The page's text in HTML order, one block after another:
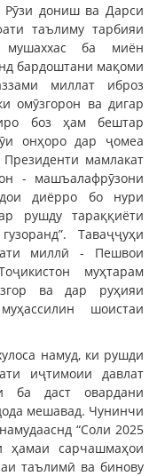
дониш ва Дарси
таълиму тарбияи
мушаххас ба миён
бардоштани мақоми
миллат иброз
омӯзгорон ва дигар
боз ҳам бештар
онҳоро дар ҷомеа
мамлакат
- машъалафрӯзони
диёрро бо нури
рушду тараққиёти
Таваҷҷуҳи
миллӣ - Пешвои
муҳтарам
ва дар руҳияи
шоистаи
намуд, ки рушди
иҷтимоии давлат
ба даст овардани
мешавад. Чунинчи
“Соли 2025
ҳамаи сарчашмаҳои
таълимӣ ва бинову